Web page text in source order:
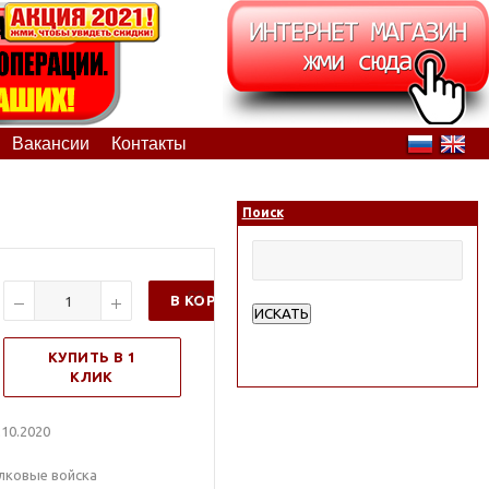
Вакансии Контакты
В КОРЗИНУ
КУПИТЬ В 1
КЛИК
войска
Поиск
ИСКАТЬ